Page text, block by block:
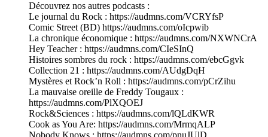
Découvrez nos autres podcasts :
Le journal du Rock : https://audmns.com/VCRYfsP
Comic Street (BD) https://audmns.com/oIcpwib
La chronique économique : https://audmns.com/NXWNCrA
Hey Teacher : https://audmns.com/CIeSInQ
Histoires sombres du rock : https://audmns.com/ebcGgvk
Collection 21 : https://audmns.com/AUdgDqH
Mystères et Rock’n Roll : https://audmns.com/pCrZihu
La mauvaise oreille de Freddy Tougaux :
https://audmns.com/PlXQOEJ
Rock&Sciences : https://audmns.com/lQLdKWR
Cook as You Are: https://audmns.com/MrmqALP